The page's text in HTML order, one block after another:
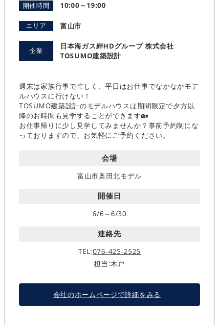
開催時間 10:00～19:00
エリア 富山市
企業
日本海ガス絆HDグループ 株式会社
TOSUMO建築設計
週末は家族行事で忙しく、平日はお仕事でなかなかモデ
ルハウスに行けない！
TOSUMO建築設計のモデルハウスは期間限定で夕方以
降のお時間も見学することができます🏡
お仕事帰りに少し見学してみませんか？事前予約制にな
っておりますので、お気軽にご予約ください。
会場
富山市奥田北モデル
開催日
6/6～6/30
連絡先
TEL:076-425-2525
担当:木戸
会社のホームページで詳細をみる